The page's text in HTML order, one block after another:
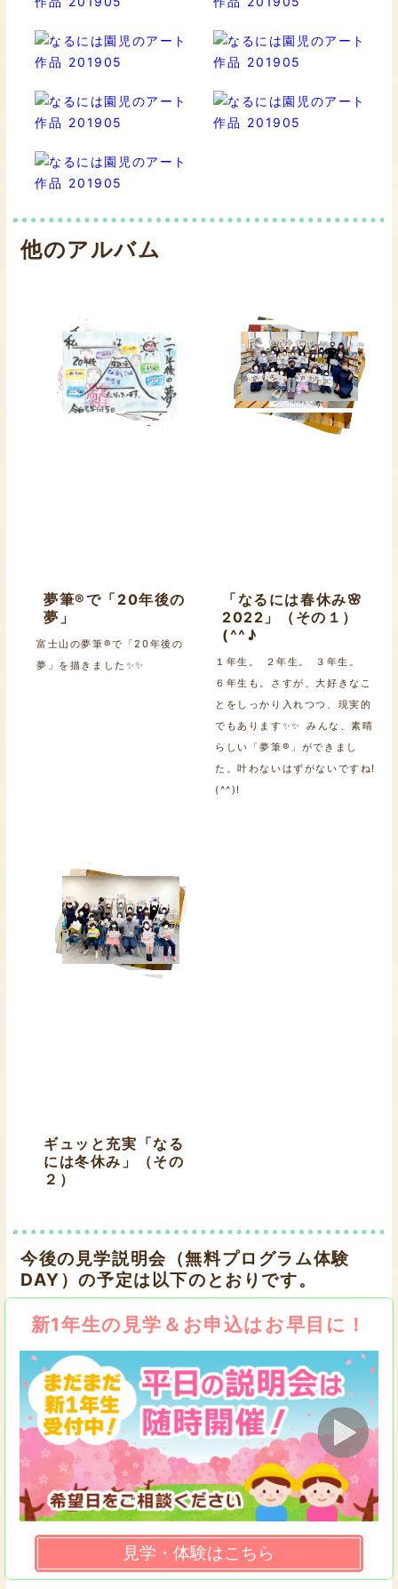
他のアルバム
夢筆®で「20年後の
夢」
富士山の夢筆®で「20年後の
夢」を描きました✨✨
「なるには春休み🌸
2022」（その１）
(^^♪
１年生。 ２年生。 ３年生。
６年生も。さすが、大好きなこ
とをしっかり入れつつ、現実的
でもあります✨✨ みんな、素晴
らしい「夢筆®」ができまし
た。叶わないはずがないですね!
(^^)!
ギュッと充実「なる
には冬休み」（その
２）
今後の見学説明会（無料プログラム体験
DAY）の予定は以下のとおりです。
新1年生の見学＆お申込はお早目に！
見学・体験はこちら